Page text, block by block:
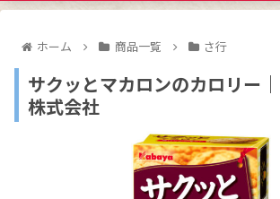
ホーム 商品一覧 さ行
サクッとマカロンのカロリー
株式会社